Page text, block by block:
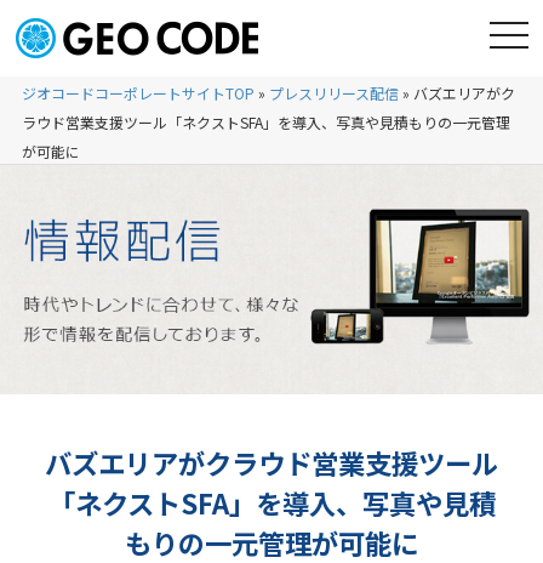
ジオコードコーポレートサイトTOP » プレスリリース配信» バズエリアがク
ラウド営業支援ツール「ネクストSFA」を導入、写真や見積もりの一元管理
が可能に
バズエリアがクラウド営業支援ツール
「ネクストSFA」を導入、写真や見積
もりの一元管理が可能に